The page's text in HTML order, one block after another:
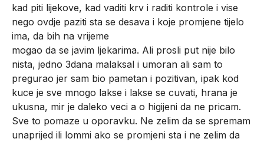
kad piti lijekove, kad vaditi krv i raditi kontrole i vise
nego ovdje paziti sta se desava i koje promjene tijelo
ima, da bih na vrijeme
mogao da se javim ljekarima. Ali prosli put nije bilo
nista, jedno 3dana malaksal i umoran ali sam to
pregurao jer sam bio pametan i pozitivan, ipak kod
kuce je sve mnogo lakse i lakse se cuvati, hrana je
ukusna, mir je daleko veci a o higijeni da ne pricam.
Sve to pomaze u oporavku. Ne zelim da se spremam
unaprijed ili lommi ako se promjeni sta i ne zelim da